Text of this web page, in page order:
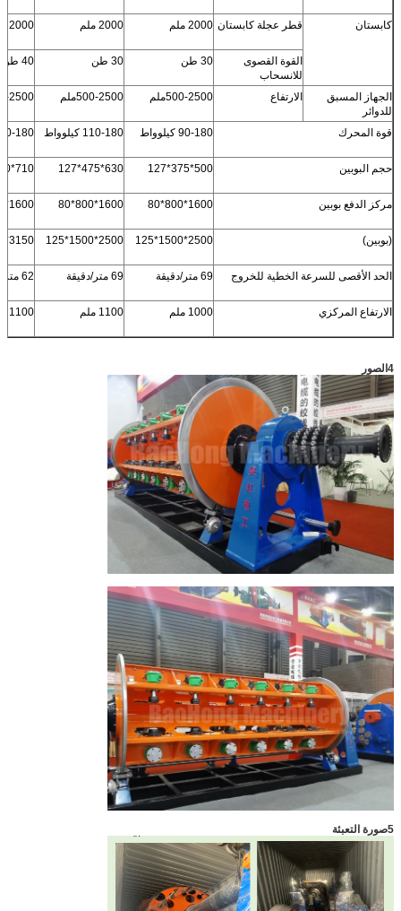
كابستان قطر عجلة كابستان 2000 ملم 2000 ملم 2000 ملم
القوة القصوى
للانسحاب
30 طن 30 طن 40 طن
الجهاز المسبق
للدوائر
الارتفاع 500-2500ملم 500-2500ملم 500-
قوة المحرك 90-180 كيلوواط 110-180 كيلوواط 130-180
حجم البوبين 500*375*127
630*475*127
710*530*127
مركز الدفع بوبين 1600*800*80
1600*800*80
1600*800*80
(بوبين) 2500*1500*125
2500*1500*125
3150*1900*160
الحد الأقصى للسرعة الخطية للخروج 69 متر/دقيقة 69 متر/دقيقة 62 متر/دقيقة
الارتفاع المركزي 1000 ملم 1100 ملم 1100 ملم
4الصور
5صورة التعبئة